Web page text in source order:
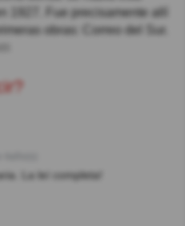
1927. Fue precisamente allí
obras: Correo del Sur.
La leí completa!